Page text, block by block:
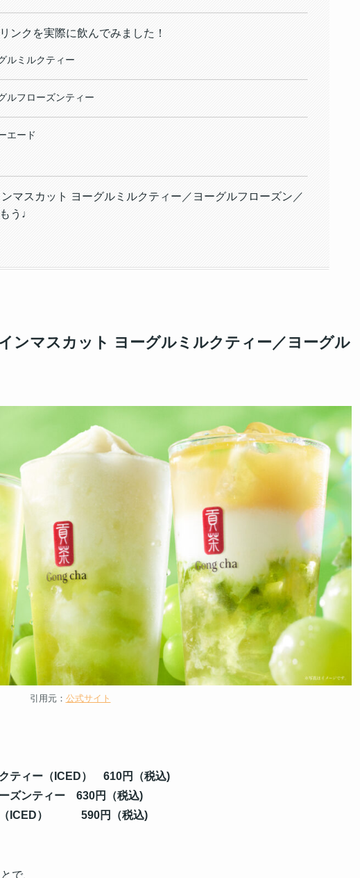
ンクを実際に飲んでみました！
ルミルクティー
ルフローズンティー
エード
マスカット ヨーグルミルクティー／ヨーグルフローズン／
う♩
ンマスカット ヨーグルミルクティー／ヨーグル
引用元： 公式サイト
ティー（ICED）
610円（税込)
ズンティー 630円（税込)
ICED）
590円（税込)
で、